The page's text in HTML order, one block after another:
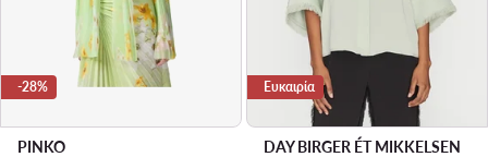
-28%
PINKO
Ευκαιρία
DAY BIRGER ÉT MIKKELSEN